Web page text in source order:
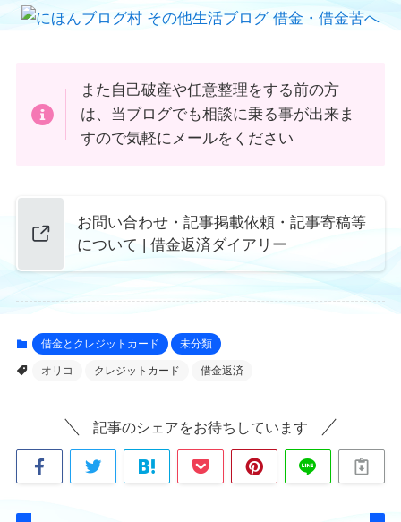
また自己破産や任意整理をする前の方
は、当ブログでも相談に乗る事が出来ま
すので気軽にメールをください
お問い合わせ・記事掲載依頼・記事寄稿等
について | 借金返済ダイアリー
借金とクレジットカード 未分類
オリコ クレジットカード 借金返済
記事のシェアをお待ちしています